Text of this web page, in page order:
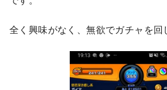
全く興味がなく、無欲でガチャを回